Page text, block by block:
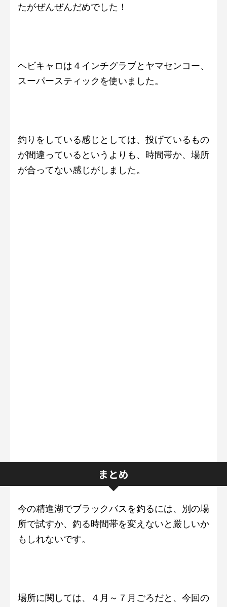
たがぜんぜんだめでした！
ヘビキャロは４インチグラブとヤマセンコー、
スーパースティックを使いました。
釣りをしている感じとしては、投げているもの
が間違っているというよりも、時間帯か、場所
が合ってない感じがしました。
まとめ
今の精進湖でブラックバスを釣るには、別の場
所で試すか、釣る時間帯を変えないと厳しいか
もしれないです。
場所に関しては、４月～７月ごろだと、今回の